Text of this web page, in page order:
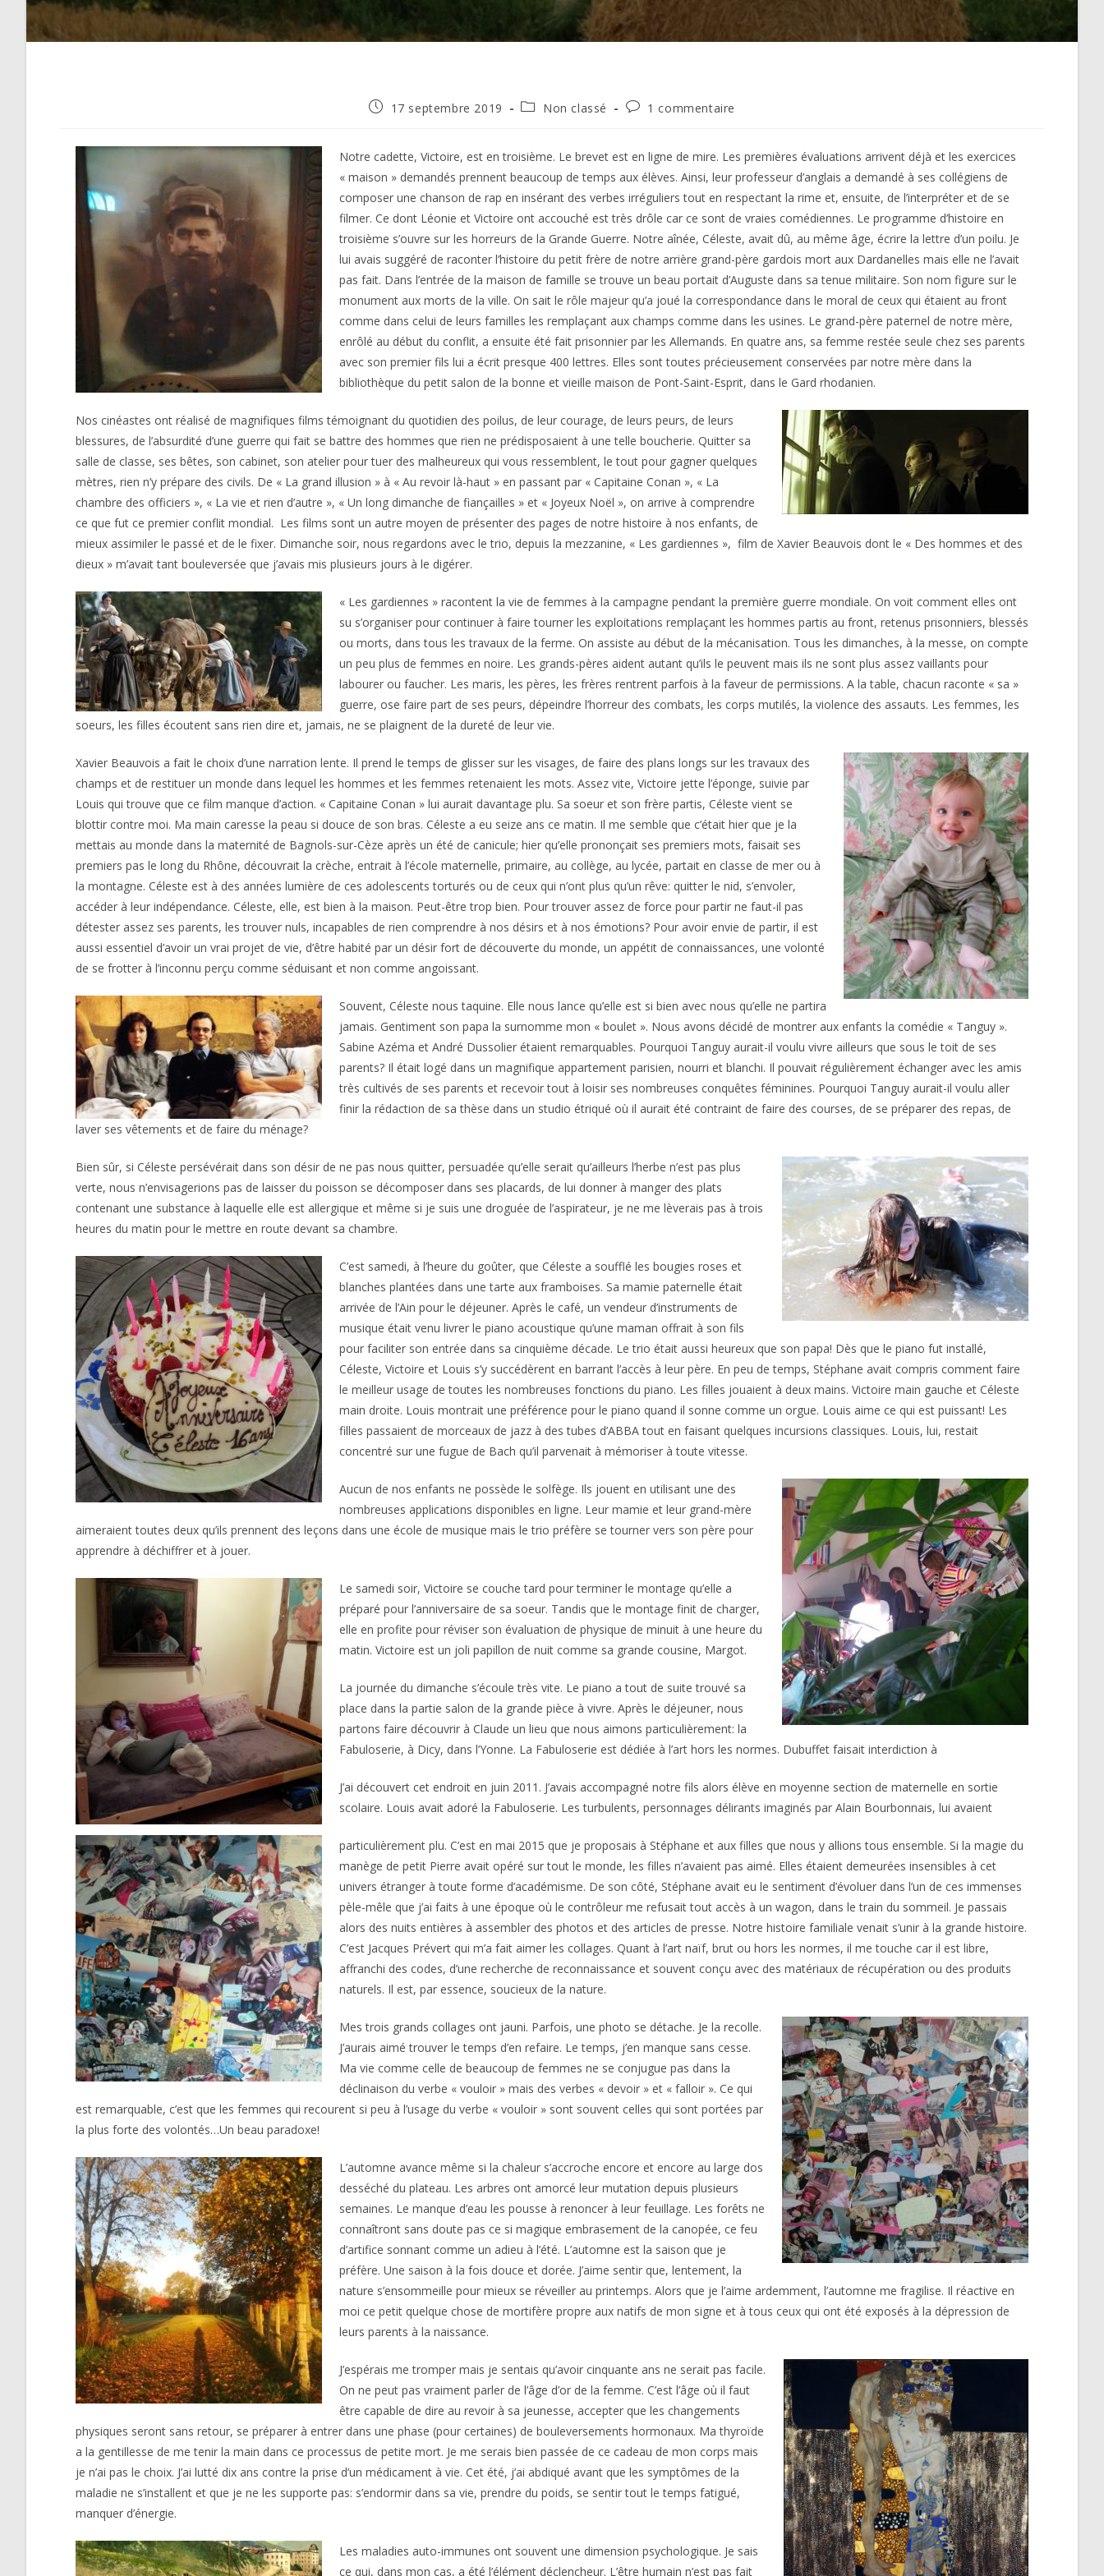
Publication
17 septembre 2019
PostNon classé
Commentaires
publication :
1 commentaire
Notre cadette, Victoire, est en troisième. Le brevet est en ligne de mire. Les premières évaluations arrivent déjà et les exercices
« maison » demandés prennent beaucoup de temps aux élèves. Ainsi, leur professeur d’anglais a demandé à ses collégiens de
composer une chanson de rap en insérant des verbes irréguliers tout en respectant la rime et, ensuite, de l’interpréter et de se
filmer. Ce dont Léonie et Victoire ont accouché est très drôle car ce sont de vraies comédiennes. Le programme d’histoire en
troisième s’ouvre sur les horreurs de la Grande Guerre. Notre aînée, Céleste, avait dû, au même âge, écrire la lettre d’un poilu. Je
lui avais suggéré de raconter l’histoire du petit frère de notre arrière grand-père gardois mort aux Dardanelles mais elle ne l’avait
pas fait. Dans l’entrée de la maison de famille se trouve un beau portait d’Auguste dans sa tenue militaire. Son nom figure sur le
monument aux morts de la ville. On sait le rôle majeur qu’a joué la correspondance dans le moral de ceux qui étaient au front
comme dans celui de leurs familles les remplaçant aux champs comme dans les usines. Le grand-père paternel de notre mère,
enrôlé au début du conflit, a ensuite été fait prisonnier par les Allemands. En quatre ans, sa femme restée seule chez ses parents
avec son premier fils lui a écrit presque 400 lettres. Elles sont toutes précieusement conservées par notre mère dans la
bibliothèque du petit salon de la bonne et vieille maison de Pont-Saint-Esprit, dans le Gard rhodanien.
Nos cinéastes ont réalisé de magnifiques films témoignant du quotidien des poilus, de leur courage, de leurs peurs, de leurs
blessures, de l’absurdité d’une guerre qui fait se battre des hommes que rien ne prédisposaient à une telle boucherie. Quitter sa
salle de classe, ses bêtes, son cabinet, son atelier pour tuer des malheureux qui vous ressemblent, le tout pour gagner quelques
mètres, rien n’y prépare des civils. De « La grand illusion » à « Au revoir là-haut » en passant par « Capitaine Conan », « La
chambre des officiers », « La vie et rien d’autre », « Un long dimanche de fiançailles » et « Joyeux Noël », on arrive à comprendre
ce que fut ce premier conflit mondial. Les films sont un autre moyen de présenter des pages de notre histoire à nos enfants, de
mieux assimiler le passé et de le fixer. Dimanche soir, nous regardons avec le trio, depuis la mezzanine, « Les gardiennes », film de Xavier Beauvois dont le « Des hommes et des
dieux » m’avait tant bouleversée que j’avais mis plusieurs jours à le digérer.
« Les gardiennes » racontent la vie de femmes à la campagne pendant la première guerre mondiale. On voit comment elles ont
su s’organiser pour continuer à faire tourner les exploitations remplaçant les hommes partis au front, retenus prisonniers, blessés
ou morts, dans tous les travaux de la ferme. On assiste au début de la mécanisation. Tous les dimanches, à la messe, on compte
un peu plus de femmes en noire. Les grands-pères aident autant qu’ils le peuvent mais ils ne sont plus assez vaillants pour
labourer ou faucher. Les maris, les pères, les frères rentrent parfois à la faveur de permissions. A la table, chacun raconte « sa »
guerre, ose faire part de ses peurs, dépeindre l’horreur des combats, les corps mutilés, la violence des assauts. Les femmes, les
soeurs, les filles écoutent sans rien dire et, jamais, ne se plaignent de la dureté de leur vie.
Xavier Beauvois a fait le choix d’une narration lente. Il prend le temps de glisser sur les visages, de faire des plans longs sur les travaux des
champs et de restituer un monde dans lequel les hommes et les femmes retenaient les mots. Assez vite, Victoire jette l’éponge, suivie par
Louis qui trouve que ce film manque d’action. « Capitaine Conan » lui aurait davantage plu. Sa soeur et son frère partis, Céleste vient se
blottir contre moi. Ma main caresse la peau si douce de son bras. Céleste a eu seize ans ce matin. Il me semble que c’était hier que je la
mettais au monde dans la maternité de Bagnols-sur-Cèze après un été de canicule; hier qu’elle prononçait ses premiers mots, faisait ses
premiers pas le long du Rhône, découvrait la crèche, entrait à l’école maternelle, primaire, au collège, au lycée, partait en classe de mer ou à
la montagne. Céleste est à des années lumière de ces adolescents torturés ou de ceux qui n’ont plus qu’un rêve: quitter le nid, s’envoler,
accéder à leur indépendance. Céleste, elle, est bien à la maison. Peut-être trop bien. Pour trouver assez de force pour partir ne faut-il pas
détester assez ses parents, les trouver nuls, incapables de rien comprendre à nos désirs et à nos émotions? Pour avoir envie de partir, il est
aussi essentiel d’avoir un vrai projet de vie, d’être habité par un désir fort de découverte du monde, un appétit de connaissances, une volonté
de se frotter à l’inconnu perçu comme séduisant et non comme angoissant.
Souvent, Céleste nous taquine. Elle nous lance qu’elle est si bien avec nous qu’elle ne partira
jamais. Gentiment son papa la surnomme mon « boulet ». Nous avons décidé de montrer aux enfants la comédie « Tanguy ».
Sabine Azéma et André Dussolier étaient remarquables. Pourquoi Tanguy aurait-il voulu vivre ailleurs que sous le toit de ses
parents? Il était logé dans un magnifique appartement parisien, nourri et blanchi. Il pouvait régulièrement échanger avec les amis
très cultivés de ses parents et recevoir tout à loisir ses nombreuses conquêtes féminines. Pourquoi Tanguy aurait-il voulu aller
finir la rédaction de sa thèse dans un studio étriqué où il aurait été contraint de faire des courses, de se préparer des repas, de
laver ses vêtements et de faire du ménage?
Bien sûr, si Céleste persévérait dans son désir de ne pas nous quitter, persuadée qu’elle serait qu’ailleurs l’herbe n’est pas plus
verte, nous n’envisagerions pas de laisser du poisson se décomposer dans ses placards, de lui donner à manger des plats
contenant une substance à laquelle elle est allergique et même si je suis une droguée de l’aspirateur, je ne me lèverais pas à trois
heures du matin pour le mettre en route devant sa chambre.
C’est samedi, à l’heure du goûter, que Céleste a soufflé les bougies roses et
blanches plantées dans une tarte aux framboises. Sa mamie paternelle était
arrivée de l’Ain pour le déjeuner. Après le café, un vendeur d’instruments de
musique était venu livrer le piano acoustique qu’une maman offrait à son fils
pour faciliter son entrée dans sa cinquième décade. Le trio était aussi heureux que son papa! Dès que le piano fut installé,
Céleste, Victoire et Louis s’y succédèrent en barrant l’accès à leur père. En peu de temps, Stéphane avait compris comment faire
le meilleur usage de toutes les nombreuses fonctions du piano. Les filles jouaient à deux mains. Victoire main gauche et Céleste
main droite. Louis montrait une préférence pour le piano quand il sonne comme un orgue. Louis aime ce qui est puissant! Les
filles passaient de morceaux de jazz à des tubes d’ABBA tout en faisant quelques incursions classiques. Louis, lui, restait
concentré sur une fugue de Bach qu’il parvenait à mémoriser à toute vitesse.
Aucun de nos enfants ne possède le solfège. Ils jouent en utilisant une des
nombreuses applications disponibles en ligne. Leur mamie et leur grand-mère
aimeraient toutes deux qu’ils prennent des leçons dans une école de musique mais le trio préfère se tourner vers son père pour
apprendre à déchiffrer et à jouer.
Le samedi soir, Victoire se couche tard pour terminer le montage qu’elle a
préparé pour l’anniversaire de sa soeur. Tandis que le montage finit de charger,
elle en profite pour réviser son évaluation de physique de minuit à une heure du
matin. Victoire est un joli papillon de nuit comme sa grande cousine, Margot.
La journée du dimanche s’écoule très vite. Le piano a tout de suite trouvé sa
place dans la partie salon de la grande pièce à vivre. Après le déjeuner, nous
partons faire découvrir à Claude un lieu que nous aimons particulièrement: la
Fabuloserie, à Dicy, dans l’Yonne. La Fabuloserie est dédiée à l’art hors les normes. Dubuffet faisait interdiction à
J’ai découvert cet endroit en juin 2011. J’avais accompagné notre fils alors élève en moyenne section de maternelle en sortie
scolaire. Louis avait adoré la Fabuloserie. Les turbulents, personnages délirants imaginés par Alain Bourbonnais, lui avaient
particulièrement plu. C’est en mai 2015 que je proposais à Stéphane et aux filles que nous y allions tous ensemble. Si la magie du
manège de petit Pierre avait opéré sur tout le monde, les filles n’avaient pas aimé. Elles étaient demeurées insensibles à cet
univers étranger à toute forme d’académisme. De son côté, Stéphane avait eu le sentiment d’évoluer dans l’un de ces immenses
pèle-mêle que j’ai faits à une époque où le contrôleur me refusait tout accès à un wagon, dans le train du sommeil. Je passais
alors des nuits entières à assembler des photos et des articles de presse. Notre histoire familiale venait s’unir à la grande histoire.
C’est Jacques Prévert qui m’a fait aimer les collages. Quant à l’art naïf, brut ou hors les normes, il me touche car il est libre,
affranchi des codes, d’une recherche de reconnaissance et souvent conçu avec des matériaux de récupération ou des produits
naturels. Il est, par essence, soucieux de la nature.
Mes trois grands collages ont jauni. Parfois, une photo se détache. Je la recolle.
J’aurais aimé trouver le temps d’en refaire. Le temps, j’en manque sans cesse.
Ma vie comme celle de beaucoup de femmes ne se conjugue pas dans la
déclinaison du verbe « vouloir » mais des verbes « devoir » et « falloir ». Ce qui
est remarquable, c’est que les femmes qui recourent si peu à l’usage du verbe « vouloir » sont souvent celles qui sont portées par
la plus forte des volontés…Un beau paradoxe!
L’automne avance même si la chaleur s’accroche encore et encore au large dos
desséché du plateau. Les arbres ont amorcé leur mutation depuis plusieurs
semaines. Le manque d’eau les pousse à renoncer à leur feuillage. Les forêts ne
connaîtront sans doute pas ce si magique embrasement de la canopée, ce feu
d’artifice sonnant comme un adieu à l’été. L’automne est la saison que je
préfère. Une saison à la fois douce et dorée. J’aime sentir que, lentement, la
nature s’ensommeille pour mieux se réveiller au printemps. Alors que je l’aime ardemment, l’automne me fragilise. Il réactive en
moi ce petit quelque chose de mortifère propre aux natifs de mon signe et à tous ceux qui ont été exposés à la dépression de
leurs parents à la naissance.
J’espérais me tromper mais je sentais qu’avoir cinquante ans ne serait pas facile.
On ne peut pas vraiment parler de l’âge d’or de la femme. C’est l’âge où il faut
être capable de dire au revoir à sa jeunesse, accepter que les changements
physiques seront sans retour, se préparer à entrer dans une phase (pour certaines) de bouleversements hormonaux. Ma thyroïde
a la gentillesse de me tenir la main dans ce processus de petite mort. Je me serais bien passée de ce cadeau de mon corps mais
je n’ai pas le choix. J’ai lutté dix ans contre la prise d’un médicament à vie. Cet été, j’ai abdiqué avant que les symptômes de la
maladie ne s’installent et que je ne les supporte pas: s’endormir dans sa vie, prendre du poids, se sentir tout le temps fatigué,
manquer d’énergie.
Les maladies auto-immunes ont souvent une dimension psychologique. Je sais
ce qui, dans mon cas, a été l’élément déclencheur. L’être humain n’est pas fait